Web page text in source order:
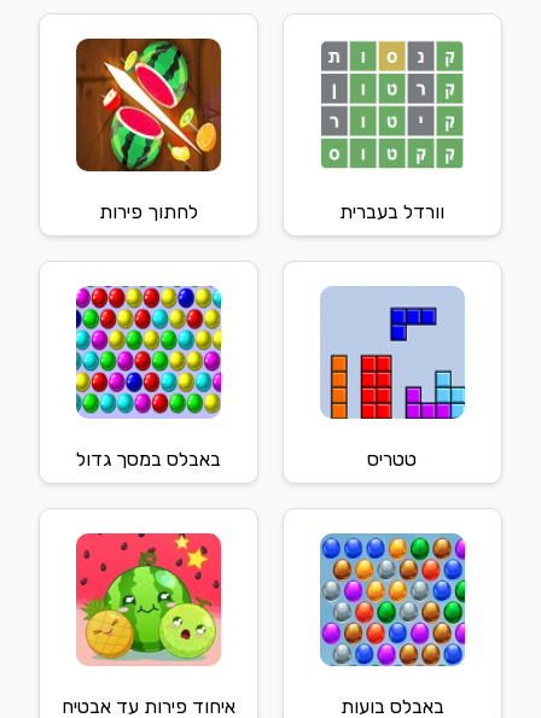
וורדל בעברית לחתוך פירות
טטריס באבלס במסך גדול
באבלס בועות איחוד פירות עד אבטיח